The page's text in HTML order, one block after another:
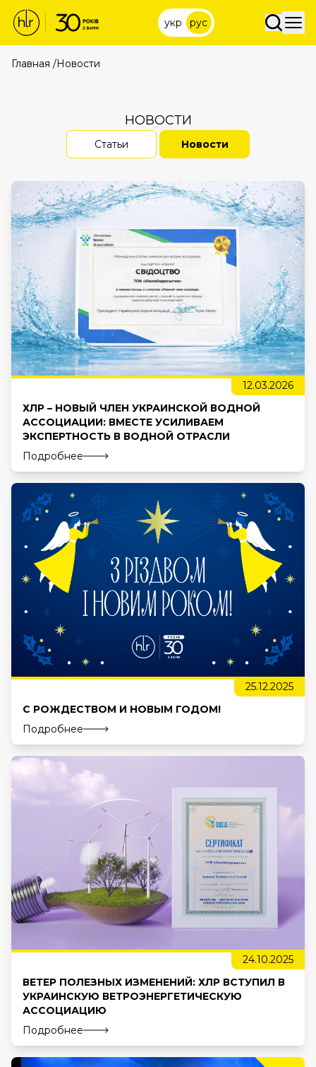
укр рус
Главная /Новости
НОВОСТИ
Статьи Новости
12.03.2026
ХЛР – НОВЫЙ ЧЛЕН УКРАИНСКОЙ ВОДНОЙ
АССОЦИАЦИИ: ВМЕСТЕ УСИЛИВАЕМ
ЭКСПЕРТНОСТЬ В ВОДНОЙ ОТРАСЛИ
Подробнее
25.12.2025
С РОЖДЕСТВОМ И НОВЫМ ГОДОМ!
Подробнее
24.10.2025
ВЕТЕР ПОЛЕЗНЫХ ИЗМЕНЕНИЙ: ХЛР ВСТУПИЛ В
УКРАИНСКУЮ ВЕТРОЭНЕРГЕТИЧЕСКУЮ
АССОЦИАЦИЮ
Подробнее